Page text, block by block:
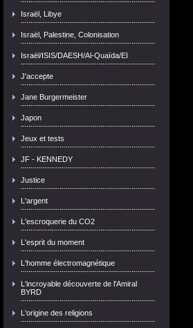
Israël, Libye
Israël, Palestine, Colonisation
Israël/ISIS/DAESH/Al-Quaïda/EI
J'accepte
Jane Burgermeister
Japon
Jeux et tests
JF - KENNEDY
Justice
L'argent
L'escroquerie du CO2
L'esprit du moment
L'homme électromagnétique
L'incroyable découverte de l'Amiral
BYRD
L'origine des religions